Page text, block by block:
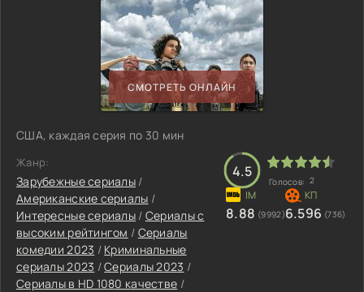
СМОТРЕТЬ ОНЛАЙН
США, каждая серия по 30 мин
Жанр:
Зарубежные сериалы /
Американские сериалы /
Интересные сериалы / Сериалы с
высоким рейтингом / Сериалы
комедии 2023 / Криминальные
сериалы 2023 /Сериалы 2023 /
Сериалы в HD 1080 качестве /
4.5
Голосов: 2
8.88 (9992)6.596 (736)